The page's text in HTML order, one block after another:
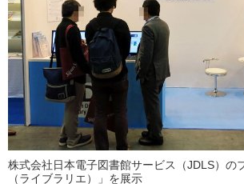
株式会社日本電子図書館サービス（JDLS）の
（ライブラリエ）」を展示